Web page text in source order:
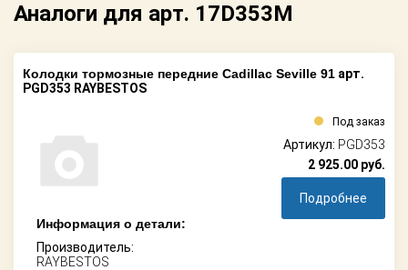
Контакты
Аналоги для арт. 17D353M
Колодки тормозные передние Cadillac Seville 91 арт.
PGD353 RAYBESTOS
Информация о детали:
Производитель:
RAYBESTOS
Под заказ
Артикул: PGD353
2 925.00 руб.
Подробнее